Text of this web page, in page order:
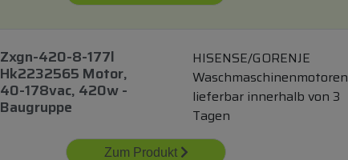
Zxgn-420-8-177l
Hk2232565 Motor,
40-178vac, 420w -
Baugruppe
HISENSE/GORENJE
Waschmaschinenmotoren
lieferbar innerhalb von 3
Tagen
Zum Produkt